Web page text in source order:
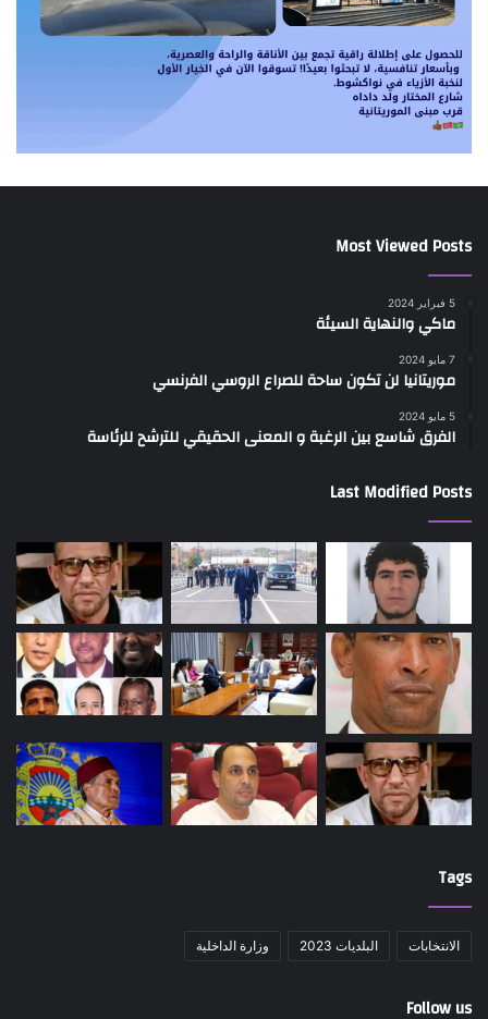
Most Viewed Posts
5 فبراير 2024
ماكي والنهاية السيئة
7 مايو 2024
موريتانيا لن تكون ساحة للصراع الروسي الفرنسي
5 مايو 2024
الفرق شاسع بين الرغبة و المعنى الحقيقي للترشح للرئاسة
Last Modified Posts
Tags
الانتخابات البلديات 2023 وزارة الداخلية
Follow us